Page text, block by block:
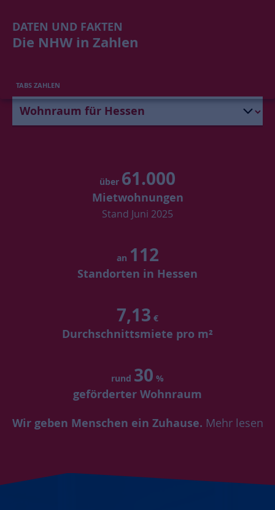
DATEN UND FAKTEN
Die NHW in Zahlen
TABS ZAHLEN
über 61.000
Mietwohnungen
Stand Juni 2025
an 112
Standorten in Hessen
7,13 €
Durchschnittsmiete pro m²
rund 30 %
geförderter Wohnraum
Wir geben Menschen ein Zuhause. Mehr lesen